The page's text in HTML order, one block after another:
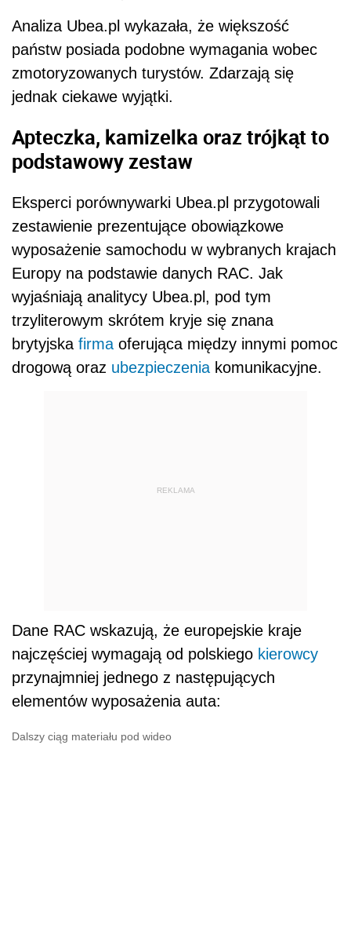
Analiza Ubea.pl wykazała, że większość
państw posiada podobne wymagania wobec
zmotoryzowanych turystów. Zdarzają się
jednak ciekawe wyjątki.
Apteczka, kamizelka oraz trójkąt to
podstawowy zestaw
Eksperci porównywarki Ubea.pl przygotowali
zestawienie prezentujące obowiązkowe
wyposażenie samochodu w wybranych krajach
Europy na podstawie danych RAC. Jak
wyjaśniają analitycy Ubea.pl, pod tym
trzyliterowym skrótem kryje się znana
brytyjska firma oferująca między innymi pomoc
drogową oraz ubezpieczenia komunikacyjne.
REKLAMA
Dane RAC wskazują, że europejskie kraje
najczęściej wymagają od polskiego kierowcy
przynajmniej jednego z następujących
elementów wyposażenia auta:
Dalszy ciąg materiału pod wideo